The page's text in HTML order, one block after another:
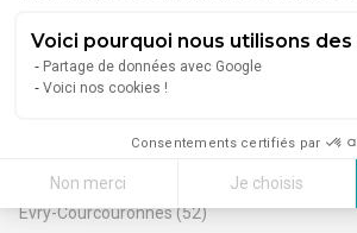
Voici pourquoi nous utilisons
Partage de données avec Google
Voici nos cookies !
Consentements certifiés par
Non merci Je choisis
Axeptio consent
Plateforme de Gestion du Consentement :
avec ce local d'activité d'environ 1 324 m²,
disponibles à la vente.
Essonne - Vente Bureaux
Évry-Courcouronnes(52)